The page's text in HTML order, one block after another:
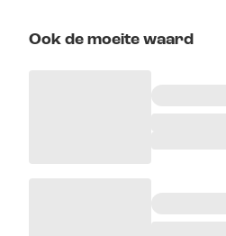
Ook de moeite waard